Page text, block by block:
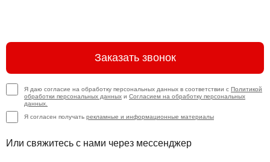
Заказать звонок
Я даю согласие на обработку персональных данных в соответствии с Политикой
обработки персональных данных и Согласием на обработку персональных
данных.
Я согласен получать рекламные и информационные материалы
Или свяжитесь с нами через мессенджер